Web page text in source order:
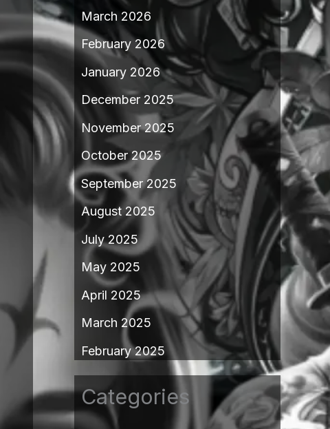
March 2026
February 2026
January 2026
December 2025
November 2025
October 2025
September 2025
August 2025
July 2025
May 2025
April 2025
March 2025
February 2025
Categories